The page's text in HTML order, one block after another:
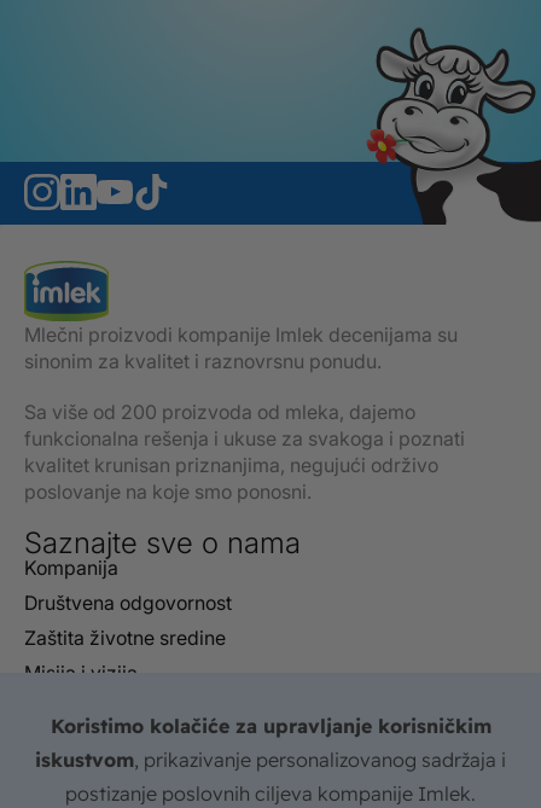
Mlečni proizvodi kompanije Imlek decenijama su
sinonim za kvalitet i raznovrsnu ponudu.
Sa više od 200 proizvoda od mleka, dajemo
funkcionalna rešenja i ukuse za svakoga i poznati
kvalitet krunisan priznanjima, negujući održivo
poslovanje na koje smo ponosni.
Saznajte sve o nama
Kompanija
Društvena odgovornost
Zaštita životne sredine
Misija i vizija
Koristimo kolačiće za upravljanje korisničkim
iskustvom, prikazivanje personalizovanog sadržaja i
postizanje poslovnih ciljeva kompanije Imlek.